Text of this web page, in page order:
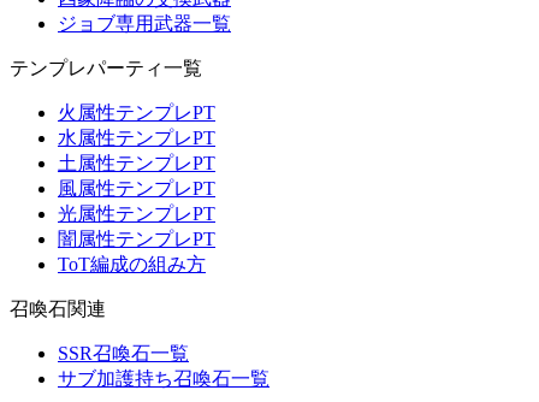
ジョブ専用武器一覧
テンプレパーティ一覧
火属性テンプレPT
水属性テンプレPT
土属性テンプレPT
風属性テンプレPT
光属性テンプレPT
闇属性テンプレPT
ToT編成の組み方
召喚石関連
SSR召喚石一覧
サブ加護持ち召喚石一覧